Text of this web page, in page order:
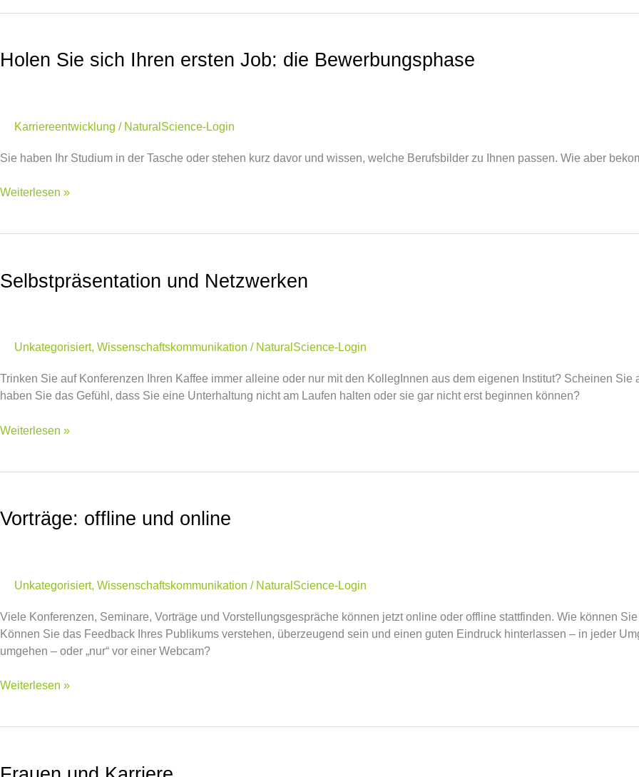
Holen Sie sich Ihren ersten Job: die Bewerbungsphase
Karriereentwicklung / NaturalScience-Login
Sie haben Ihr Studium in der Tasche oder stehen kurz davor und wissen, welche Berufsbilder zu Ihnen passen. Wie aber
sich
Weiterlesen »
Selbstpräsentation und Netzwerken
Unkategorisiert, Wissenschaftskommunikation / NaturalScience-Login
Trinken Sie auf Konferenzen Ihren Kaffee immer alleine oder nur mit den KollegInnen aus dem eigenen Institut? Scheinen
haben Sie das Gefühl, dass Sie eine Unterhaltung nicht am Laufen halten oder sie gar nicht erst beginnen können?
Netzwerken
Weiterlesen »
Vorträge: offline und online
Unkategorisiert, Wissenschaftskommunikation / NaturalScience-Login
Viele Konferenzen, Seminare, Vorträge und Vorstellungsgespräche können jetzt online oder offline stattfinden. Wie können
Können Sie das Feedback Ihres Publikums verstehen, überzeugend sein und einen guten Eindruck hinterlassen – in jeder
umgehen – oder „nur“ vor einer Webcam?
und
Weiterlesen »
Karriere